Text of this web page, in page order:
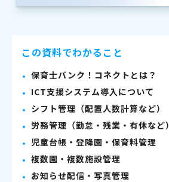
この資料でわかること
保育士バンク！コネクトとは？
ICT支援システム導入について
シフト管理（配置人数計算など）
労務管理（勤怠・残業・有休など）
児童台帳・登降園・保育料管理
複数園・複数施設管理
お知らせ配信・写真管理